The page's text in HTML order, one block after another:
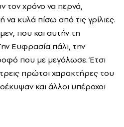
τον χρόνο να περνά,
κυλά πίσω από τις γρίλιες.
που και αυτήν τη
Ευφρασία πάλι, την
που με μεγάλωσε. Έτσι
πρώτοι χαρακτήρες του
και άλλοι υπέροχοι